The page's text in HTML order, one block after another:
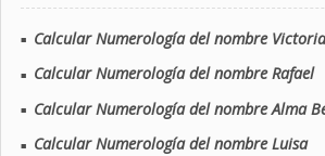
■ Calcular Numerología del nombre
■ Calcular Numerología del nombre Rafael
■ Calcular Numerología del nombre Alma
■ Calcular Numerología del nombre Luisa